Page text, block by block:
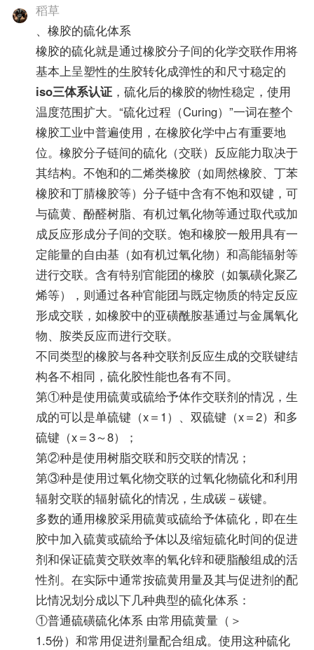
稻草
、橡胶的硫化体系
橡胶的硫化就是通过橡胶分子间的化学交联作用将
基本上呈塑性的生胶转化成弹性的和尺寸稳定的
iso三体系认证 ，硫化后的橡胶的物性稳定，使用
温度范围扩大。“硫化过程（Curing）”一词在整个
橡胶工业中普遍使用，在橡胶化学中占有重要地
位。橡胶分子链间的硫化（交联）反应能力取决于
其结构。不饱和的二烯类橡胶（如周然橡胶、丁苯
橡胶和丁腈橡胶等）分子链中含有不饱和双键，可
与硫黄、酚醛树脂、有机过氧化物等通过取代或加
成反应形成分子间的交联。饱和橡胶一般用具有一
定能量的自由基（如有机过氧化物）和高能辐射等
进行交联。含有特别官能团的橡胶（如氯磺化聚乙
烯等），则通过各种官能团与既定物质的特定反应
形成交联，如橡胶中的亚磺酰胺基通过与金属氧化
物、胺类反应而进行交联。
不同类型的橡胶与各种交联剂反应生成的交联键结
构各不相同，硫化胶性能也各有不同。
第①种是使用硫黄或硫给予体作交联剂的情况，生
成的可以是单硫键（x＝1）、双硫键（x＝2）和多
硫键（x＝3～8）；
第②种是使用树脂交联和肟交联的情况；
第③种是使用过氧化物交联的过氧化物硫化和利用
辐射交联的辐射硫化的情况，生成碳－碳键。
多数的通用橡胶采用硫黄或硫给予体硫化，即在生
胶中加入硫黄或硫给予体以及缩短硫化时间的促进
剂和保证硫黄交联效率的氧化锌和硬脂酸组成的活
性剂。在实际中通常按硫黄用量及其与促进剂的配
比情况划分成以下几种典型的硫化体系：
①普通硫磺硫化体系 由常用硫黄量（＞
1.5份）和常用促进剂量配合组成。使用这种硫化